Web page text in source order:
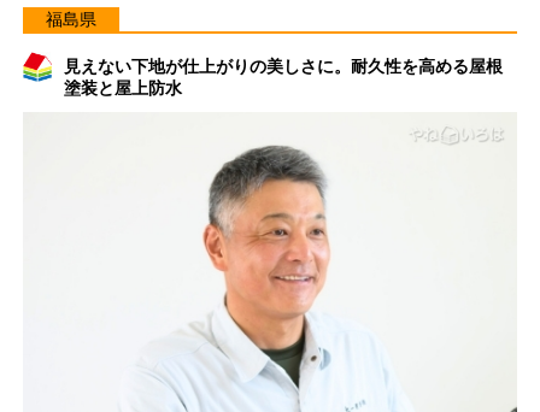
福島県
見えない下地が仕上がりの美しさに。耐久性を高める屋根
塗装と屋上防水